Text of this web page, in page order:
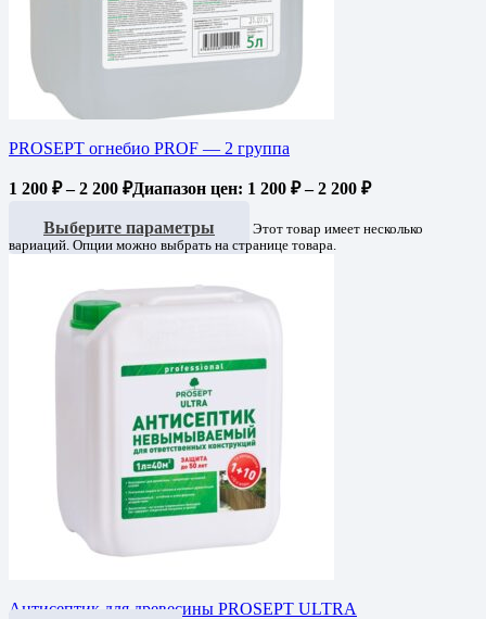
PROSEPT огнебио PROF — 2 группа
1 200 ₽ – 2 200 ₽Диапазон цен: 1 200 ₽ – 2 200 ₽
Выберите параметры
Этот товар имеет несколько
вариаций. Опции можно выбрать на странице товара.
Антисептик для древесины PROSEPT ULTRA